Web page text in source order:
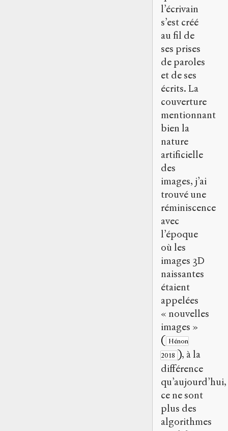
l’écrivain
s’est créé
au fil de
ses prises
de paroles
et de ses
écrits. La
couverture
mentionnant
bien la
nature
artificielle
des
images, j’ai
trouvé une
réminiscence
avec
l’époque
où les
images 3D
naissantes
étaient
appelées
« nouvelles
images »
( Hénon
2018 ), à la
différence
qu’aujourd’hui,
ce ne sont
plus des
algorithmes